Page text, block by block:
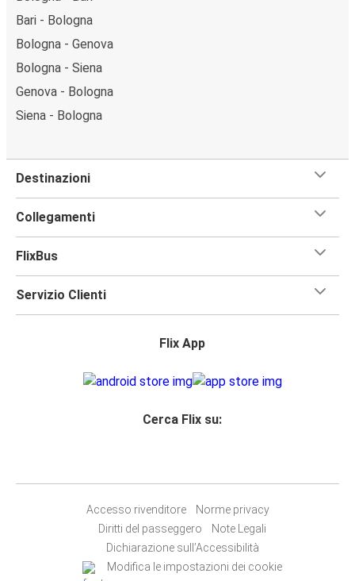
Bari - Bologna
Bologna - Genova
Bologna - Siena
Genova - Bologna
Siena - Bologna
Destinazioni
Collegamenti
FlixBus
Servizio Clienti
Flix App
Cerca Flix su:
Accesso rivenditore
Norme privacy
Diritti del passeggero
Note Legali
Dichiarazione sull’Accessibilità
Modifica le impostazioni dei cookie